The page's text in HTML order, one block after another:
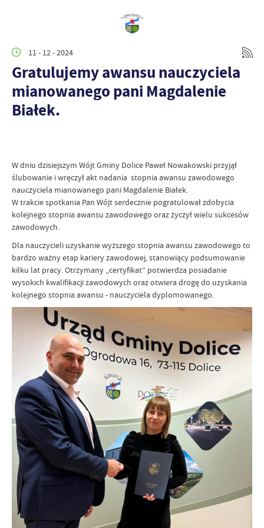
11 - 12 - 2024
Gratulujemy awansu nauczyciela
mianowanego pani Magdalenie
Białek.
W dniu dzisiejszym Wójt Gminy Dolice Paweł Nowakowski przyjął
ślubowanie i wręczył akt nadania stopnia awansu zawodowego
nauczyciela mianowanego pani Magdalenie Białek.
W trakcie spotkania Pan Wójt serdecznie pogratulował zdobycia
kolejnego stopnia awansu zawodowego oraz życzył wielu sukcesów
zawodowych.
Dla nauczycieli uzyskanie wyższego stopnia awansu zawodowego to
bardzo ważny etap kariery zawodowej, stanowiący podsumowanie
kilku lat pracy. Otrzymany „certyfikat” potwierdza posiadanie
wysokich kwalifikacji zawodowych oraz otwiera drogę do uzyskania
kolejnego stopnia awansu - nauczyciela dyplomowanego.